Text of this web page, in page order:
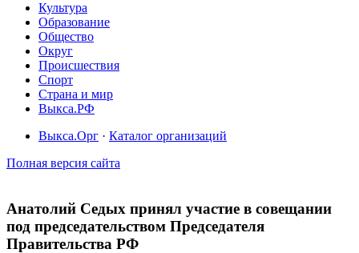
Культура
Образование
Общество
Округ
Происшествия
Спорт
Страна и мир
Выкса.РФ
Выкса.Орг · Каталог организаций
Полная версия сайта
Анатолий Седых принял участие в совещании
под председательством Председателя
Правительства РФ